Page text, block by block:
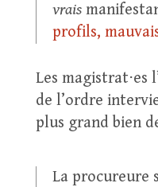
vrais
profils,
Les magistrat⋅es
de l’ordre
plus grand bien
La procureure